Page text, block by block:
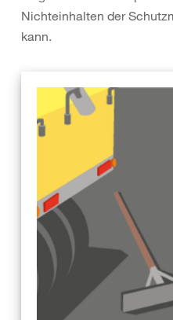
Nichteinhalten der
kann.